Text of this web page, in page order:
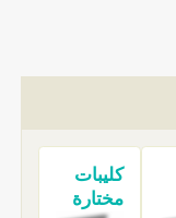
كليبات
مختارة